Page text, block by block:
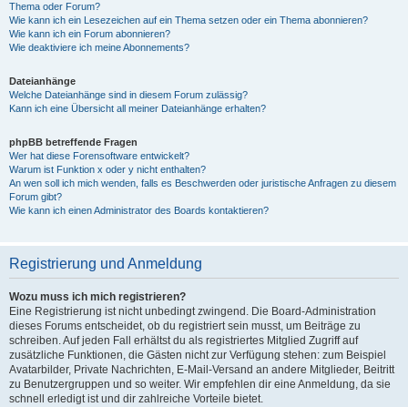
Thema oder Forum?
Wie kann ich ein Lesezeichen auf ein Thema setzen oder ein Thema abonnieren?
Wie kann ich ein Forum abonnieren?
Wie deaktiviere ich meine Abonnements?
Dateianhänge
Welche Dateianhänge sind in diesem Forum zulässig?
Kann ich eine Übersicht all meiner Dateianhänge erhalten?
phpBB betreffende Fragen
Wer hat diese Forensoftware entwickelt?
Warum ist Funktion x oder y nicht enthalten?
An wen soll ich mich wenden, falls es Beschwerden oder juristische Anfragen zu diesem
Forum gibt?
Wie kann ich einen Administrator des Boards kontaktieren?
Registrierung und Anmeldung
Wozu muss ich mich registrieren?
Eine Registrierung ist nicht unbedingt zwingend. Die Board-Administration
dieses Forums entscheidet, ob du registriert sein musst, um Beiträge zu
schreiben. Auf jeden Fall erhältst du als registriertes Mitglied Zugriff auf
zusätzliche Funktionen, die Gästen nicht zur Verfügung stehen: zum Beispiel
Avatarbilder, Private Nachrichten, E-Mail-Versand an andere Mitglieder, Beitritt
zu Benutzergruppen und so weiter. Wir empfehlen dir eine Anmeldung, da sie
schnell erledigt ist und dir zahlreiche Vorteile bietet.